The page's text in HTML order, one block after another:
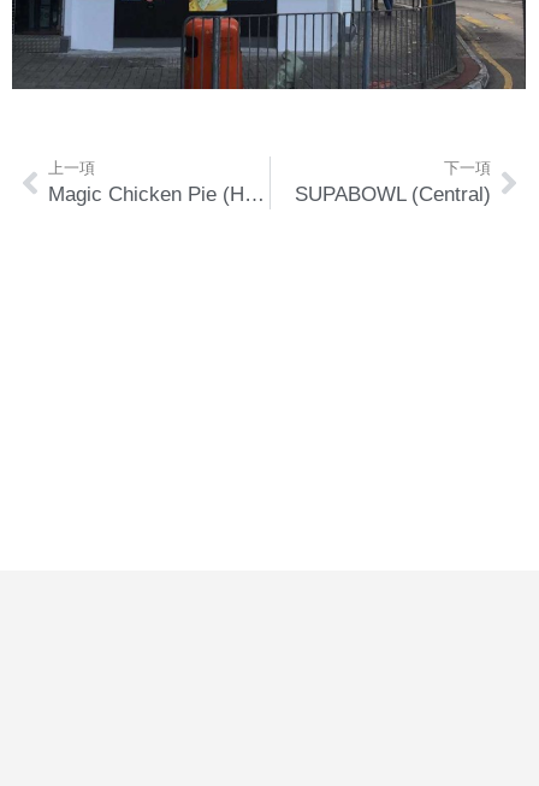
上一項
Magic Chicken Pie (Hung Hom, Mong Kok)
下一項
SUPABOWL (Central)